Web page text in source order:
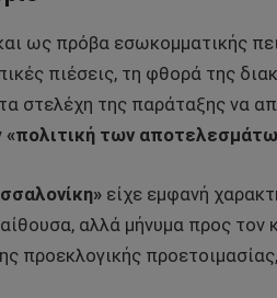
ως πρόβα εσωκομματικής
πιέσεις, τη φθορά της
στελέχη της παράταξης να
«πολιτική των
είχε εμφανή
αλλά μήνυμα προς τον
προεκλογικής